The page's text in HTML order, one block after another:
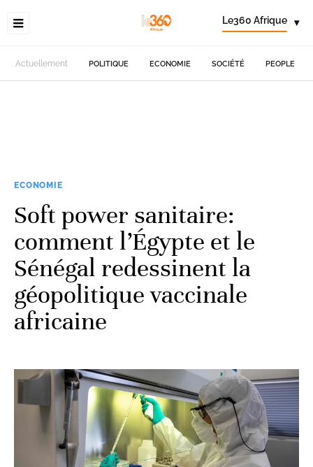
Le360 Afrique ▾
Actuellement POLITIQUE ECONOMIE SOCIÉTÉ PEOPLE
ECONOMIE
Soft power sanitaire:
comment l’Égypte et le
Sénégal redessinent la
géopolitique vaccinale
africaine